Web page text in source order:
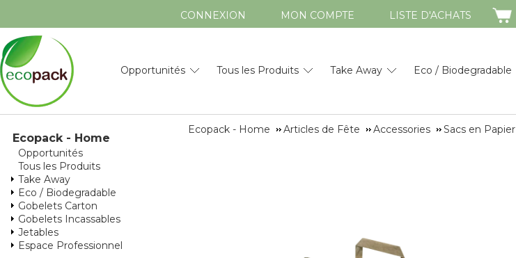
CONNEXION MON COMPTE LISTE D'ACHATS
Opportunités Tous les Produits Take Away Eco / Biodegradable
Ecopack - Home
Opportunités
Tous les Produits
Take Away
Eco / Biodegradable
Gobelets Carton
Gobelets Incassables
Jetables
Espace Professionnel
Ecopack - Home Articles de Fête Accessories Sacs en Papier